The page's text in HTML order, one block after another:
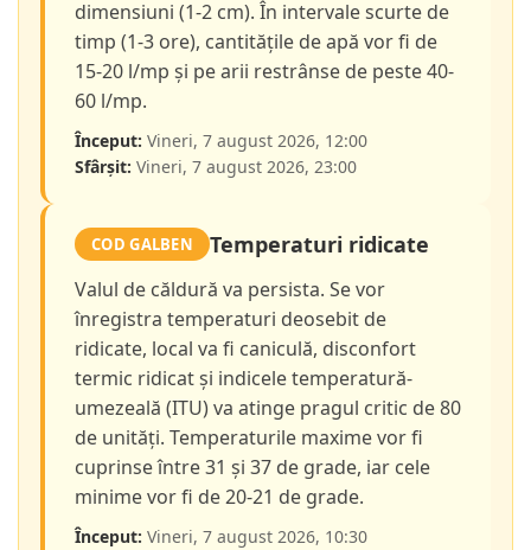
dimensiuni (1-2 cm). În intervale scurte de
timp (1-3 ore), cantitățile de apă vor fi de
15-20 l/mp și pe arii restrânse de peste 40-
60 l/mp.
Început: Vineri, 7 august 2026, 12:00
Sfârșit: Vineri, 7 august 2026, 23:00
COD GALBEN Temperaturi ridicate
Valul de căldură va persista. Se vor
înregistra temperaturi deosebit de
ridicate, local va fi caniculă, disconfort
termic ridicat și indicele temperatură-
umezeală (ITU) va atinge pragul critic de 80
de unități. Temperaturile maxime vor fi
cuprinse între 31 și 37 de grade, iar cele
minime vor fi de 20-21 de grade.
Început: Vineri, 7 august 2026, 10:30